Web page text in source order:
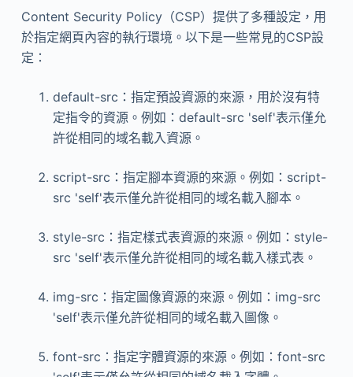
Content Security Policy（CSP）提供了多種設定，用
於指定網頁內容的執行環境。以下是一些常見的CSP設
定：
default-src：指定預設資源的來源，用於沒有特
定指令的資源。例如：default-src 'self'表示僅允
許從相同的域名載入資源。
script-src：指定腳本資源的來源。例如：script-
src 'self'表示僅允許從相同的域名載入腳本。
style-src：指定樣式表資源的來源。例如：style-
src 'self'表示僅允許從相同的域名載入樣式表。
img-src：指定圖像資源的來源。例如：img-src
'self'表示僅允許從相同的域名載入圖像。
font-src：指定字體資源的來源。例如：font-src